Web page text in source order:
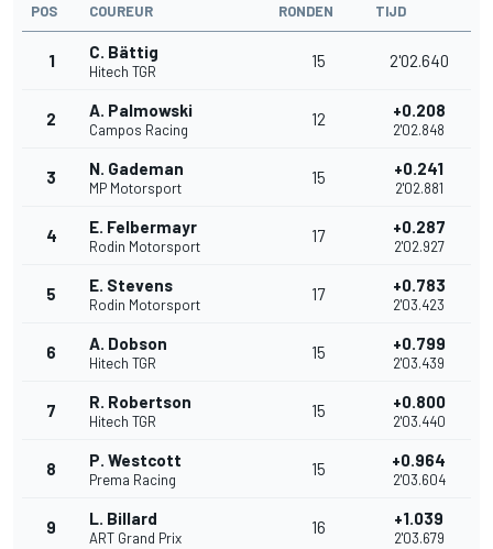
POS COUREUR RONDEN TIJD
1 C. Bättig
Hitech TGR
15 2'02.640
2 A. Palmowski
Campos Racing
12 +0.208
2'02.848
3 N. Gademan
MP Motorsport
15 +0.241
2'02.881
4 E. Felbermayr
Rodin Motorsport
17 +0.287
2'02.927
5 E. Stevens
Rodin Motorsport
17 +0.783
2'03.423
6 A. Dobson
Hitech TGR
15 +0.799
2'03.439
7 R. Robertson
Hitech TGR
15 +0.800
2'03.440
8 P. Westcott
Prema Racing
15 +0.964
2'03.604
9 L. Billard
ART Grand Prix
16 +1.039
2'03.679